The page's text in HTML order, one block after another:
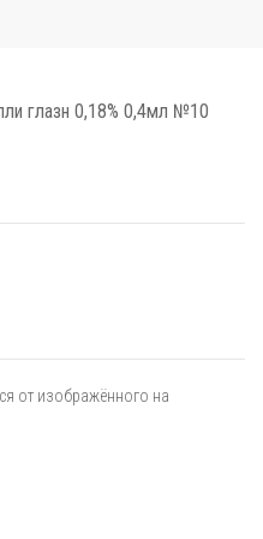
от изображённого на